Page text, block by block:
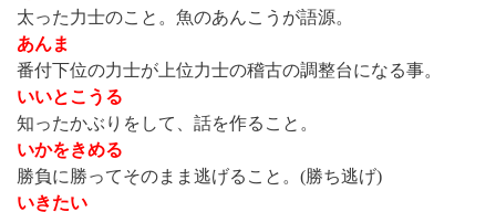
太った力士のこと。魚のあんこうが語源。
あんま
番付下位の力士が上位力士の稽古の調整台になる事。
いいとこうる
知ったかぶりをして、話を作ること。
いかをきめる
勝負に勝ってそのまま逃げること。(勝ち逃げ)
いきたい